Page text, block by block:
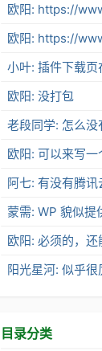
小叶: 插件下载页
欧阳: 没打包
欧阳: 可以来写一
阿七: 有没有腾讯
欧阳: 必须的，还
阳光星河: 似乎
目录分类